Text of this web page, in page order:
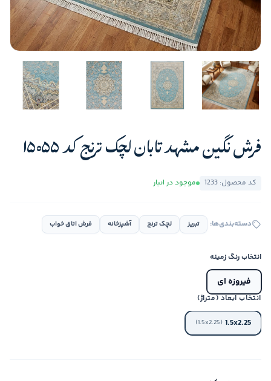
فرش نگین مشهد تابان لچک ترنج کد 15055
کد محصول: 1233 موجود در انبار
دسته‌بندی‌ها: تبریز لچک ترنج آشپزخانه فرش اتاق خواب
انتخاب رنگ زمینه
فیروزه ای
انتخاب ابعاد (متراژ)
1.5x2.25
(1.5x2.25)